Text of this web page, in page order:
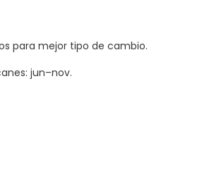
para mejor tipo de cambio.
jun–nov.